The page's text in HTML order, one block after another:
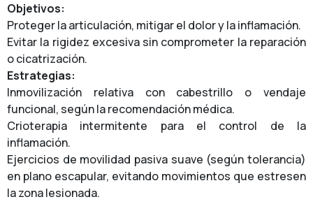
Objetivos:
Proteger la articulación, mitigar el dolor y la inflamación.
Evitar la rigidez excesiva sin comprometer la reparación
o cicatrización.
Estrategias:
Inmovilización relativa con cabestrillo o vendaje
funcional, según la recomendación médica.
Crioterapia intermitente para el control de la
inflamación.
Ejercicios de movilidad pasiva suave (según tolerancia)
en plano escapular, evitando movimientos que estresen
la zona lesionada.